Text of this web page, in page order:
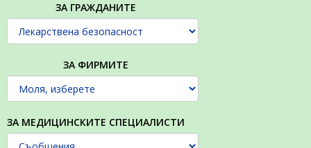
ЗА ГРАЖДАНИТЕ
ЗА ФИРМИТЕ
ЗА МЕДИЦИНСКИТЕ СПЕЦИАЛИСТИ